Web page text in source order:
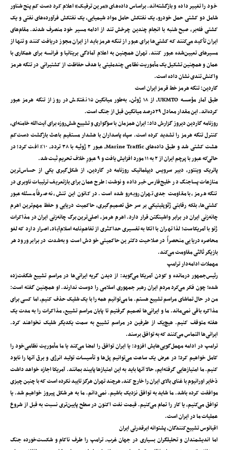
خود را تغییر داده و بازگشته‌اند. براساس داده‌های «مرین ترفیک» اعلام کرد دست‌کم پنج شناور
شامل دو کشتی حمل خودرو، یک نفتکش حامل مواد شیمیایی، یک نفتکش فرآورده‌های نفتی و یک
کشتی فله‌بر، صبح شنبه با انجام چندین چرخش تند از ادامه مسیر خود منصرف شدند. مقام‌های
ایران تأکید می‌کنند که کشتی‌ها برای عبور از تنگه هرمز باید از ایران مجوز دریافت کنند و تنها از
مسیرهای تعیین‌شده عبور کنند. تهران همچنین به اعلام آمادگی بریتانیا و فرانسه برای همکاری با
عمان و همچنین تشکیل یک مأموریت نظامی چندملیتی با هدف حفاظت از کشتیرانی در تنگه هرمز
واکنش تندی نشان داده است.
گاردین: تنگه هرمز خط قرمز ایران است
طبق آمار مؤسسه UKMTO، از ۱۸ ژوئن، به‌طور میانگین ۱۵ نفتکش در روز از تنگه هرمز عبور
کرده‌اند. این مقدار معادل ۲۹درصد میانگین قبل از جنگ است.
روزنامه گاردین دیروز گزارش داد: ایران همزمان با سوگواری و تشییع شش‌روزه برای آیت‌الله خامنه‌ای،
کنترل تنگه هرمز را تشدید کرده است. سپاه پاسداران با هشدار مستقیم باعث بازگشت دست‌کم
هشت کشتی شد و طبق داده‌های Marine Traffic، عبور ۲ ژوئیه با ۳۸ تردد، ۱۰٪ افت کرد؛ در
حالی‌که عبور با پرچم ایران از ۲ به ۱۱ مورد افزایش یافت و ۹ عبورِ خلاف تحریم ثبت شد.
پاتریک وینتور، دبیر سرویس دیپلماتیک روزنامه در گاردین، از شکل‌گیری یکی از حساس‌ترین
منازعات پساجنگ در خلیج‌فارس خبر داده و نوشت: طرح عمان برای بازتعریف ترتیبات ناوبری در
تنگه هرمز، با مقاومت جدی تهران روبه‌رو شده است. در کانون این تنش، نه صرفاً مسئله عبور
کشتی‌ها، بلکه رقابتی ژئوپلیتیکی بر سر حق تصمیم‌گیری، حاکمیت دریایی و حفظ مهم‌ترین اهرم
چانه‌زنی ایران در برابر واشینگتن قرار دارد. اهرم هرمز، اصلی‌ترین برگ چانه‌زنی ایران در مذاکرات
ژنو با آمریکاست؛ لذا تهران با اتکا به تفسیری حداکثری از تفاهم‌نامه اسلام‌آباد، اصرار دارد که لغو
محاصره‌ دریایی منحصراً در صلاحیت دکترین حاکمیتی خودش است و به‌شدت در برابر ورود هر
بازیگر ثالثی مقاومت می‌کند.
مهملات ادامه‌دار ترامپ
رئیس‌جمهور درمانده و کودن آمریکا می‌گوید: از دیدن گریه ایرانی‌ها در مراسم تشییع شگفت‌زده
شده؛ چون فکر می‌کرد مردم ایران رهبر جمهوری اسلامی را دوست ندارند. او همچنین گفته است:
من در حال تماشای مراسم تشییع هستم. ما می‌توانیم همه را با یک شلیک حذف کنیم، اما کسی برای
مذاکره باقی نمی‌ماند. ما و ایرانی‌ها تصمیم گرفتیم تا پایان مراسم تشییع، مذاکرات را به مدت یک
هفته متوقف کنیم. هیچ‌یک از طرفین در مراسم تشییع به سمت یکدیگر شلیک نخواهند کرد.
ایرانی‌ها التماس می‌کنند که به توافق برسند.
ترامپ در ادامه مهمل‌گویی‌هایش افزود: یا ایران توافق را امضا می‌کند یا ما مأموریت نظامی‌خود را
کامل خواهیم کرد! در عرض یک ساعت می‌توانیم پل‌ها و تأسیسات تولید انرژی و برق آنها را نابود
کنیم. ما امتیازهایی گرفته‌ایم، حالا آنها باید به این امتیازها پایبند بمانند. آمریکا اجازه خواهد داشت
ذخایر اورانیوم با غنای بالای ایران را خارج کند، هرچند تهران هرگز تایید نکرده است که با چنین چیزی
موافقت کرده باشد. ما شاید به توافق نزدیک باشیم. نمی‌دانم. ما به هر شکل پیروز خواهیم شد. یا
توافق می‌کنیم، یا کار را تمام می‌کنیم. قیمت نفت اکنون در سطح پایین‌تری نسبت به قبل از شروع
عملیات ما در ایران است.
اقیانوس تشییع‌کنندگان، پشتوانه ابرقدرتی ایران
اما اندیشمندان و تحلیلگران بسیاری در جهان غرب، ترامپ را طرف ناکام و شکست‌خورده جنگ